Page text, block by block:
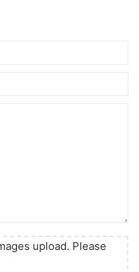
upload. Please